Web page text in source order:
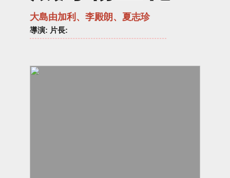
大島由加利、李殿朗、夏志珍
導演: 片長: